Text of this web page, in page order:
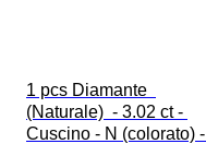
1 pcs Diamante
(Naturale)  - 3.02 ct -
Cuscino - N (colorato) -